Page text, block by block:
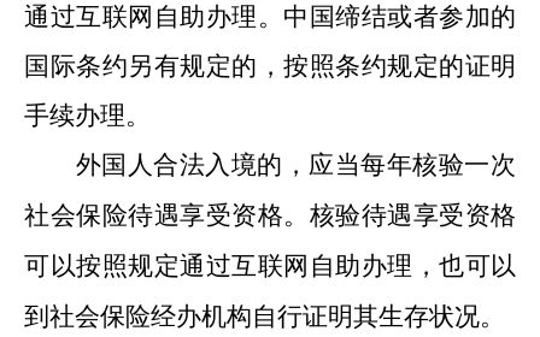
通过互联网自助办理。中国缔结或者参加的
国际条约另有规定的，按照条约规定的证明
手续办理。
外国人合法入境的，应当每年核验一次
社会保险待遇享受资格。核验待遇享受资格
可以按照规定通过互联网自助办理，也可以
到社会保险经办机构自行证明其生存状况。